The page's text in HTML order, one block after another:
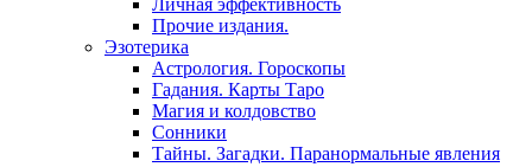
Личная эффективность
Прочие издания.
Эзотерика
Астрология. Гороскопы
Гадания. Карты Таро
Магия и колдовство
Сонники
Тайны. Загадки. Паранормальные явления